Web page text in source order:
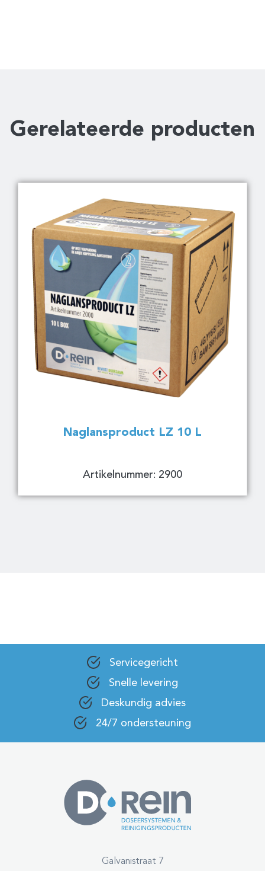
Gerelateerde producten
Naglansproduct LZ 10 L
Artikelnummer: 2900
Servicegericht
Snelle levering
Deskundig advies
24/7 ondersteuning
Galvanistraat 7